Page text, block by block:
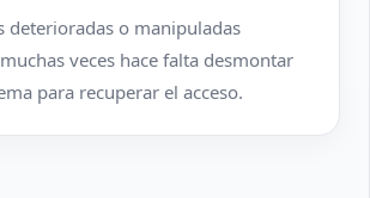
deterioradas o manipuladas
veces hace falta desmontar
para recuperar el acceso.